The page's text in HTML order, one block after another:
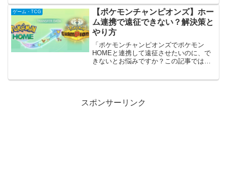
を大公開します！
ゲーム・TCG
【ポケモンチャンピオンズ】ホー
ム連携で遠征できない？解決策と
やり方
「ポケモンチャンピオンズでポケモン
HOMEと連携して遠征させたいのに、で
きないとお悩みですか？この記事では、
スポンサーリンク